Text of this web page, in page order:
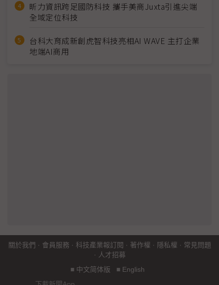
昕力資訊跨足國防科技 攜手美商Juxta引進尖端
全域定位科技
台科大育成新創虎智科技亮相AI WAVE 主打企業
地端AI商用
關於我們 · 會員服務 · 科技產業報訂閱 · 著作權 · 隱私權 · 常見問題
· 人才招募
■ 中文简体版 ■ English